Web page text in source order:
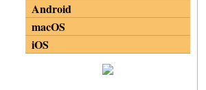
Android
macOS
iOS